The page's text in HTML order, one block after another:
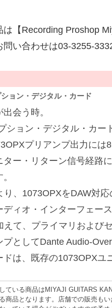
は【Recording Proshop
い合わせは03-3255-
ョン・デジタル・カード
会う時。
ション・デジタル・カー
プリアンプ出力には
ター・リターン信号経路
り、1073OPXをDAW対
ディオ・インターフェー
えて、プライマリおよび
プとしてDante Audio-
ドは、既存の1073OPXユ
ている商品はMIYAJI GUITARS
商品となります。店舗での販売も